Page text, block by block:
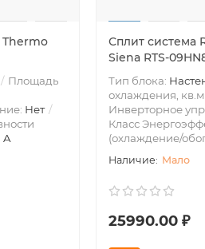
Thermo
Площадь
Нет
A
Сплит система
Siena RTS-
Тип блока:
охлаждения,
Инверторное
Класс
(охлаждение/
Мало
25990.00 ₽